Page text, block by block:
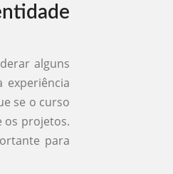
alguns
se o curso
os projetos.
para